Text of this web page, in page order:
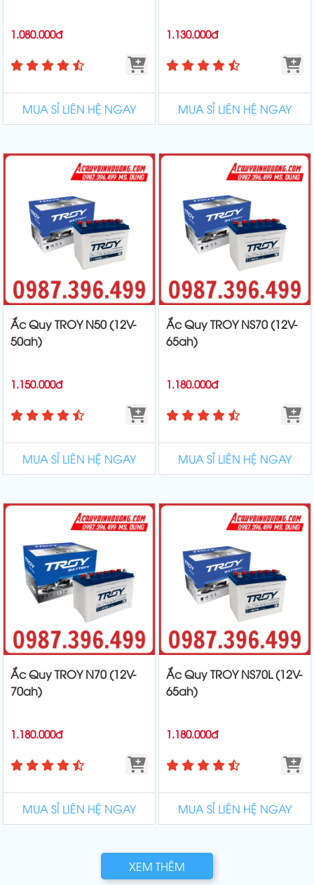
1.080.000đ
MUA SỈ LIÊN HỆ NGAY
1.130.000đ
MUA SỈ LIÊN HỆ NGAY
Ắc Quy TROY N50 (12V-
50ah)
1.150.000đ
MUA SỈ LIÊN HỆ NGAY
Ắc Quy TROY NS70 (12V-
65ah)
1.180.000đ
MUA SỈ LIÊN HỆ NGAY
Ắc Quy TROY N70 (12V-
70ah)
1.180.000đ
MUA SỈ LIÊN HỆ NGAY
Ắc Quy TROY NS70L (12V-
65ah)
1.180.000đ
MUA SỈ LIÊN HỆ NGAY
XEM THÊM